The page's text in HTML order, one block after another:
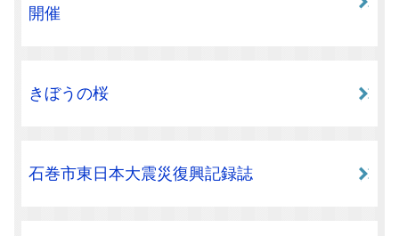
開催
きぼうの桜
石巻市東日本大震災復興記録誌